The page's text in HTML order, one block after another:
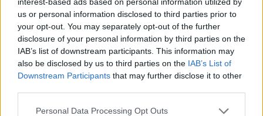
us or personal information disclosed to third parties prior to
your opt-out. You may separately opt-out of the further
disclosure of your personal information by third parties on the
IAB’s list of downstream participants. This information may
also be disclosed by us to third parties on the IAB’s List of
Downstream Participants that may further disclose it to other
Personal Data Processing Opt Outs
ADV